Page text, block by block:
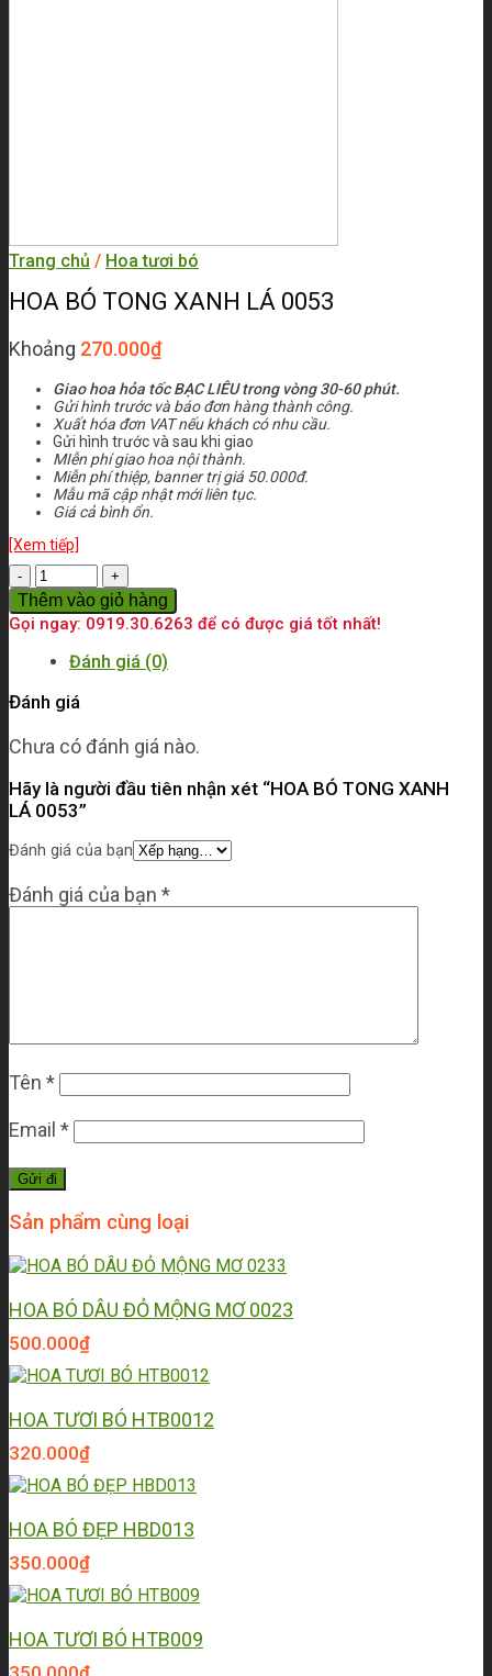
Trang chủ / Hoa tươi bó
HOA BÓ TONG XANH LÁ 0053
Khoảng 270.000₫
Giao hoa hỏa tốc BẠC LIÊU trong vòng 30-60 phút.
Gửi hình trước và báo đơn hàng thành công.
Xuất hóa đơn VAT nếu khách có nhu cầu.
Gửi hình trước và sau khi giao
MIễn phí giao hoa nội thành.
Miễn phí thiệp, banner trị giá 50.000đ.
Mẫu mã cập nhật mới liên tục.
Giá cả bình ổn.
[Xem tiếp]
Số
lượng
Thêm vào giỏ hàng
Gọi ngay: 0919.30.6263 để có được giá tốt nhất!
Đánh giá (0)
Đánh giá
Chưa có đánh giá nào.
Hãy là người đầu tiên nhận xét “HOA BÓ TONG XANH
LÁ 0053”
Đánh giá của bạn
Đánh giá của bạn *
Tên *
Email *
Sản phẩm cùng loại
HOA BÓ DÂU ĐỎ MỘNG MƠ 0023
500.000₫
HOA TƯƠI BÓ HTB0012
320.000₫
HOA BÓ ĐẸP HBD013
350.000₫
HOA TƯƠI BÓ HTB009